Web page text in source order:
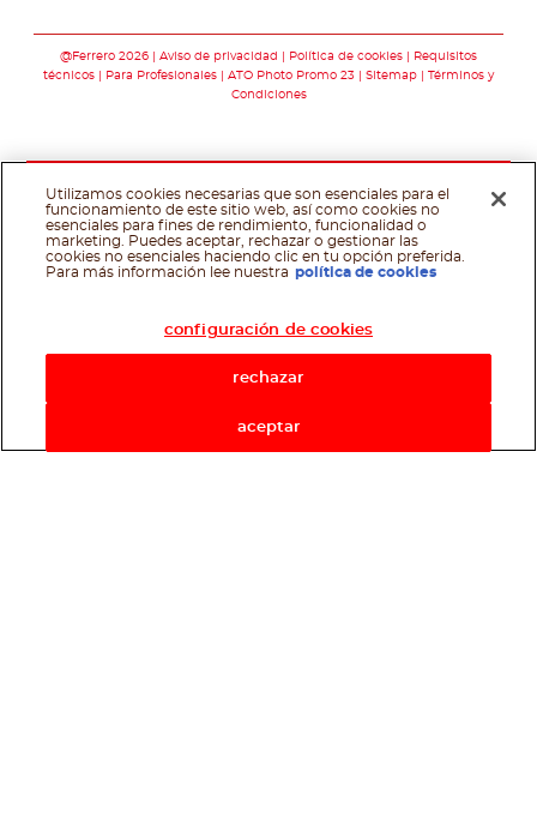
Asistente de recetas
@Ferrero 2026 Aviso de privacidad Política de cookies
Requisitos
técnicos
Para Profesionales ATO Photo Promo 23 Sitemap
Términos y
Condiciones
Utilizamos cookies necesarias que son esenciales para el
funcionamiento de este sitio web, así como cookies no
esenciales para fines de rendimiento, funcionalidad o
marketing. Puedes aceptar, rechazar o gestionar las
cookies no esenciales haciendo clic en tu opción preferida.
Para más información lee nuestra política de cookies
configuración de cookies
rechazar
aceptar